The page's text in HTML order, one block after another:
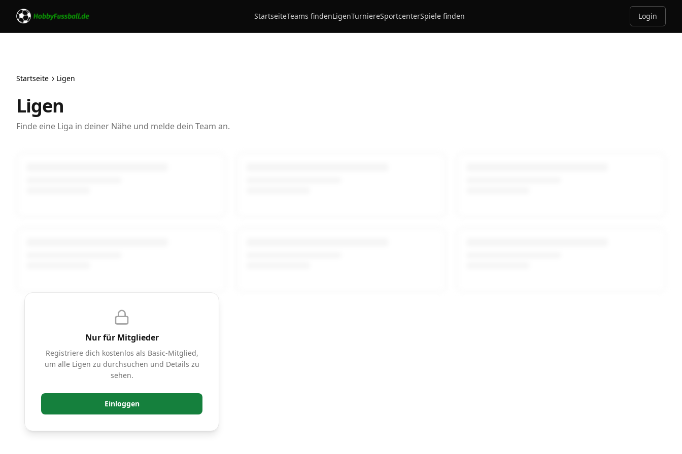
StartseiteTeams findenLigenTurniereSportcenterSpiele finden Login
Startseite Ligen
Ligen
Finde eine Liga in deiner Nähe und melde dein Team an.
Nur für Mitglieder
Registriere dich kostenlos als Basic-Mitglied,
um alle Ligen zu durchsuchen und Details zu
sehen.
Einloggen